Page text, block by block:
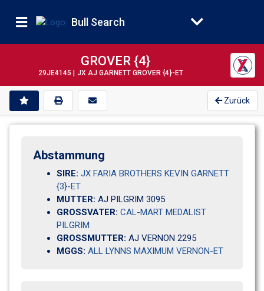
Bull Search
GROVER {4}
29JE4145 | JX AJ GARNETT GROVER {4}-ET
Zurück
Abstammung
SIRE: JX FARIA BROTHERS KEVIN GARNETT
{3}-ET
MUTTER: AJ PILGRIM 3095
GROSSVATER: CAL-MART MEDALIST
PILGRIM
GROSSMUTTER:
MGGS: ALL LYNNS MAXIMUM VERNON-ET